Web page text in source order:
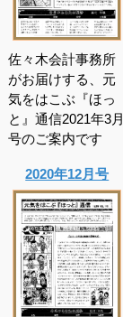
佐々木会計事務所
がお届けする、元
気をはこぶ『ほっ
と』通信2021年3月
号のご案内です
2020年12月号